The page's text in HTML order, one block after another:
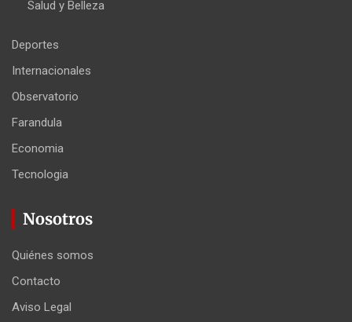
Salud y Belleza
Deportes
Internacionales
Observatorio
Farandula
Economia
Tecnologia
Nosotros
Quiénes somos
Contacto
Aviso Legal